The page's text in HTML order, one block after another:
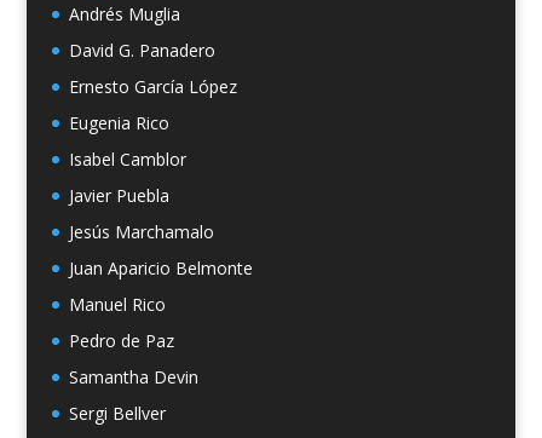
Andrés Muglia
David G. Panadero
Ernesto García López
Eugenia Rico
Isabel Camblor
Javier Puebla
Jesús Marchamalo
Juan Aparicio Belmonte
Manuel Rico
Pedro de Paz
Samantha Devin
Sergi Bellver